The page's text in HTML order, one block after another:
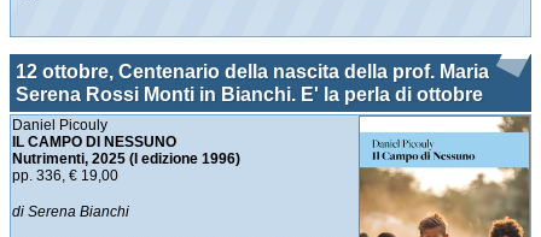
12 ottobre, Centenario della nascita della prof. Maria
Serena Rossi Monti in Bianchi. E' la perla di ottobre
Daniel Picouly
IL CAMPO DI NESSUNO
Nutrimenti, 2025 (I edizione 1996)
pp. 336, € 19,00
di Serena Bianchi